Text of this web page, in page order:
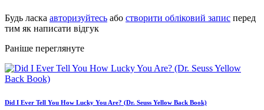
Будь ласка авторизуйтесь або створити обліковий запис перед
тим як написати відгук
Раніше переглянуте
Did I Ever Tell You How Lucky You Are? (Dr. Seuss Yellow Back Book)